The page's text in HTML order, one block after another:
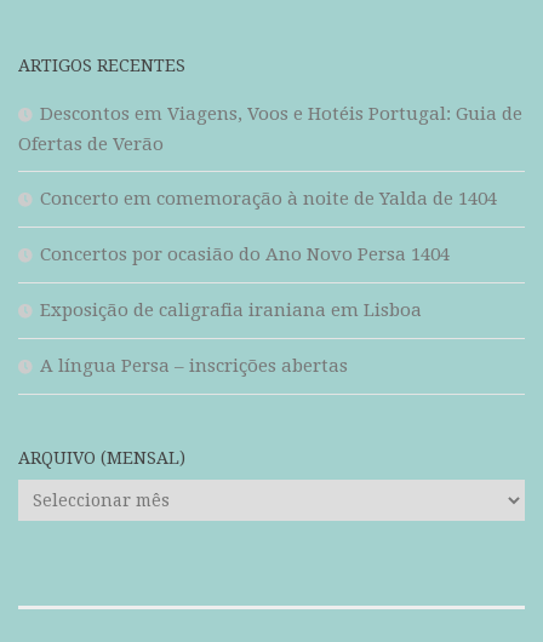
ARTIGOS RECENTES
Descontos em Viagens, Voos e Hotéis Portugal: Guia de
Ofertas de Verão
Concerto em comemoração à noite de Yalda de 1404
Concertos por ocasião do Ano Novo Persa 1404
Exposição de caligrafia iraniana em Lisboa
A língua Persa – inscrições abertas
ARQUIVO (MENSAL)
ARQUIVO
(mensal)